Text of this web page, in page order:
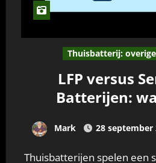
Thuisbatterij:
LFP versus
Batterijen:
Mark 28 september
Thuisbatterijen spelen een steeds grotere rol in